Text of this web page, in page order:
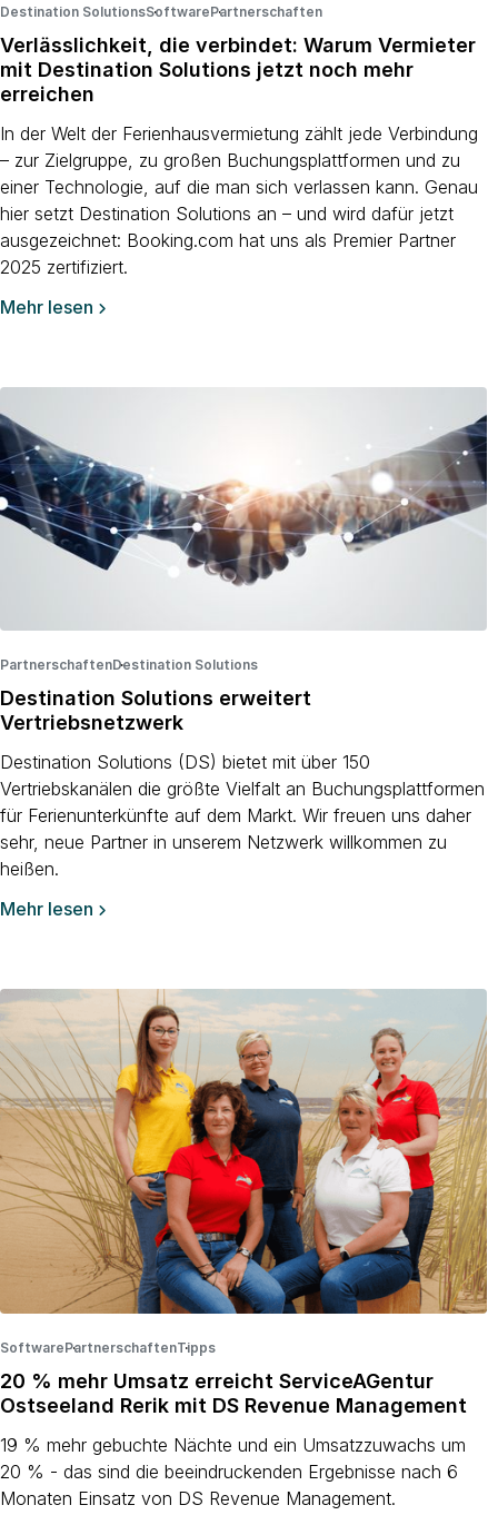
Destination Solutions ·
Software ·
Partnerschaften
Verlässlichkeit, die verbindet: Warum Vermieter
mit Destination Solutions jetzt noch mehr
erreichen
In der Welt der Ferienhausvermietung zählt jede Verbindung
– zur Zielgruppe, zu großen Buchungsplattformen und zu
einer Technologie, auf die man sich verlassen kann. Genau
hier setzt Destination Solutions an – und wird dafür jetzt
ausgezeichnet: Booking.com hat uns als Premier Partner
2025 zertifiziert.
Mehr lesen 
Partnerschaften ·
Destination Solutions
Destination Solutions erweitert
Vertriebsnetzwerk
Destination Solutions (DS) bietet mit über 150
Vertriebskanälen die größte Vielfalt an Buchungsplattformen
für Ferienunterkünfte auf dem Markt. Wir freuen uns daher
sehr, neue Partner in unserem Netzwerk willkommen zu
heißen.‍
Mehr lesen 
Software ·
Partnerschaften ·
Tipps
20 % mehr Umsatz erreicht ServiceAGentur
Ostseeland Rerik mit DS Revenue Management
19 % mehr gebuchte Nächte und ein Umsatzzuwachs um
20 % - das sind die beeindruckenden Ergebnisse nach 6
Monaten Einsatz von DS Revenue Management.